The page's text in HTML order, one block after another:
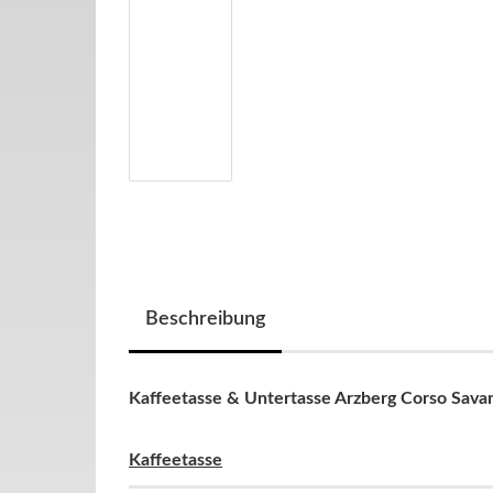
Beschreibung
Kaffeetasse & Untertasse Arzberg Corso
Kaffeetasse